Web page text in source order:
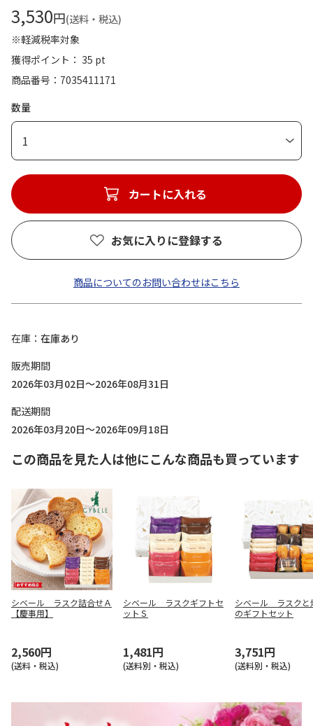
3,530円(送料・税込)
※軽減税率対象
獲得ポイント： 35 pt
商品番号
7035411171
数量
1
カートに入れる
お気に入りに登録する
商品についてのお問い合わせはこちら
在庫
在庫あり
販売期間
2026年03月02日～2026年08月31日
配送期間
2026年03月20日～2026年09月18日
この商品を見た人は他にこんな商品も買っています
シベール ラスク詰合せＡ
【慶事用】
2,560円
(送料・税込)
シベール ラスクギフトセ
ットＳ
1,481円
(送料別・税込)
シベール ラスクと
のギフトセット
3,751円
(送料別・税込)